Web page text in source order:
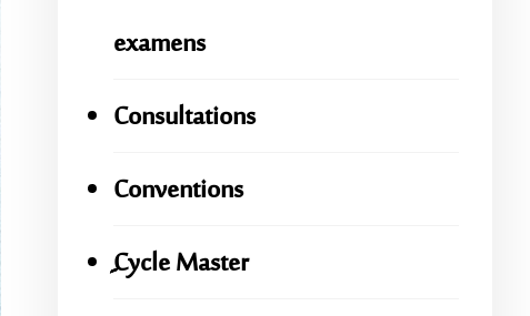
examens
Consultations
Conventions
ِِِCycle Master